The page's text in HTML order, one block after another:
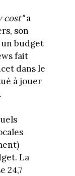
cost"a
son
budget
fait
dans le
à jouer
La
24,7